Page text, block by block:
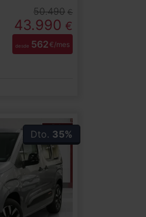
50.490 €
43.990 €
desde 562€/mes
Dto. 35%